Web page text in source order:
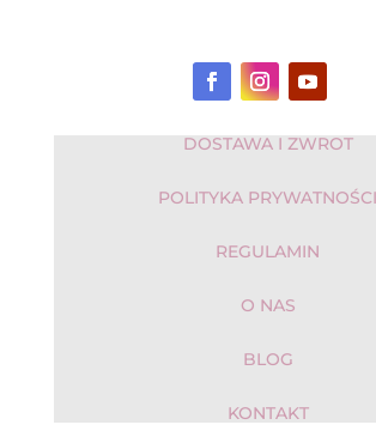
DOSTAWA I ZWROT
POLITYKA PRYWATNOŚCI
REGULAMIN
O NAS
BLOG
KONTAKT